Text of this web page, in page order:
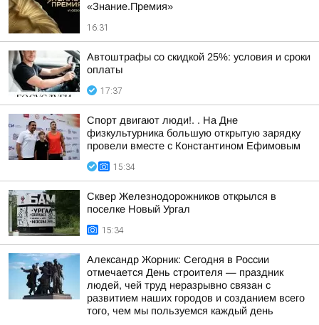
«Знание.Премия»
16:31
Автоштрафы со скидкой 25%: условия и сроки
оплаты
17:37
Спорт двигают люди!. . На Дне
физкультурника большую открытую зарядку
провели вместе с Константином Ефимовым
15:34
Сквер Железнодорожников открылся в
поселке Новый Ургал
15:34
Александр Жорник: Сегодня в России
отмечается День строителя — праздник
людей, чей труд неразрывно связан с
развитием наших городов и созданием всего
того, чем мы пользуемся каждый день